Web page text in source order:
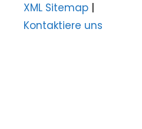
XML Sitemap |
Kontaktiere uns